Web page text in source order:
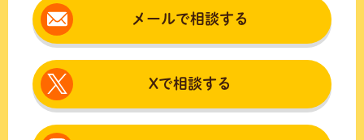
メールで相談する
Xで相談する